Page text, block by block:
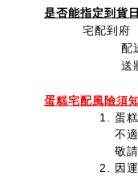
是否能指定到貨
宅配到府
配
送
蛋糕宅配風險須
蛋
不
敬
因